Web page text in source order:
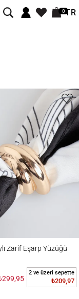
0TR
Zarif Eşarp Yüzüğü
2 ve üzeri sepette
₺209,97